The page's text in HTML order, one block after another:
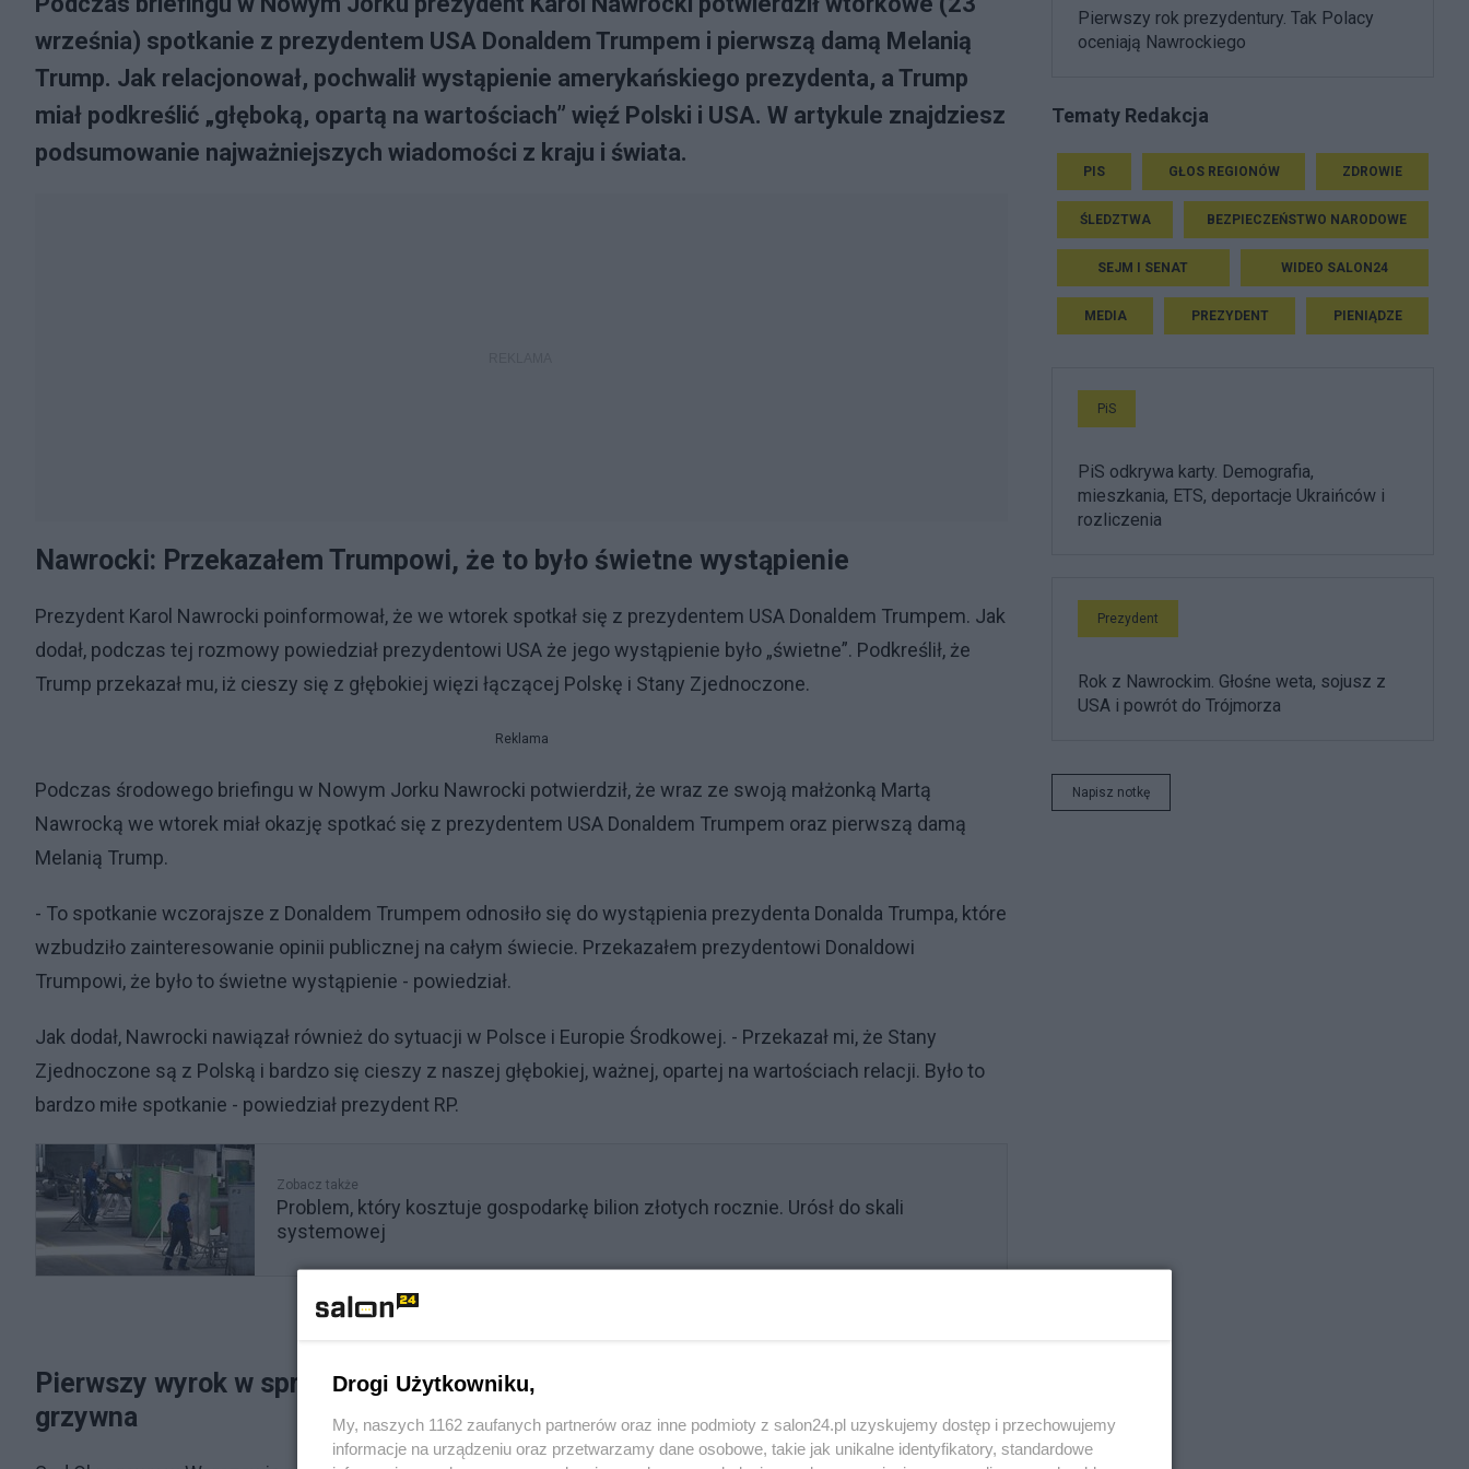
września) spotkanie z prezydentem USA Donaldem Trumpem i pierwszą damą Melanią
Trump. Jak relacjonował, pochwalił wystąpienie amerykańskiego prezydenta, a Trump
miał podkreślić „głęboką, opartą na wartościach” więź Polski i USA. W artykule znajdziesz
podsumowanie najważniejszych wiadomości z kraju i świata.
Nawrocki: Przekazałem Trumpowi, że to było świetne wystąpienie
Prezydent Karol Nawrocki poinformował, że we wtorek spotkał się z prezydentem USA Donaldem Trumpem. Jak
dodał, podczas tej rozmowy powiedział prezydentowi USA że jego wystąpienie było „świetne”. Podkreślił, że
Trump przekazał mu, iż cieszy się z głębokiej więzi łączącej Polskę i Stany Zjednoczone.
Reklama
Podczas środowego briefingu w Nowym Jorku Nawrocki potwierdził, że wraz ze swoją małżonką Martą
Nawrocką we wtorek miał okazję spotkać się z prezydentem USA Donaldem Trumpem oraz pierwszą damą
Melanią Trump.
- To spotkanie wczorajsze z Donaldem Trumpem odnosiło się do wystąpienia prezydenta Donalda Trumpa, które
wzbudziło zainteresowanie opinii publicznej na całym świecie. Przekazałem prezydentowi Donaldowi
Trumpowi, że było to świetne wystąpienie - powiedział.
Jak dodał, Nawrocki nawiązał również do sytuacji w Polsce i Europie Środkowej. - Przekazał mi, że Stany
Zjednoczone są z Polską i bardzo się cieszy z naszej głębokiej, ważnej, opartej na wartościach relacji. Było to
bardzo miłe spotkanie - powiedział prezydent RP.
Zobacz także
Problem, który kosztuje gospodarkę bilion złotych rocznie. Urósł do skali
systemowej
Pierwszy wyrok w sprawie Funduszu Sprawiedliwości: rok w zawieszeniu i
grzywna
Pierwszy rok prezydentury. Tak Polacy
oceniają Nawrockiego
Tematy Redakcja
PIS GŁOS REGIONÓW ZDROWIE
ŚLEDZTWA BEZPIECZEŃSTWO NARODOWE
SEJM I SENAT WIDEO SALON24
MEDIA PREZYDENT PIENIĄDZE
PiS
PiS odkrywa karty. Demografia,
mieszkania, ETS, deportacje Ukraińców i
rozliczenia
Prezydent
Rok z Nawrockim. Głośne weta, sojusz z
USA i powrót do Trójmorza
Napisz notkę
Drogi Użytkowniku,
My, naszych 1162 zaufanych partnerów oraz inne podmioty z salon24.pl uzyskujemy dostęp i przechowujemy
informacje na urządzeniu oraz przetwarzamy dane osobowe, takie jak unikalne identyfikatory, standardowe